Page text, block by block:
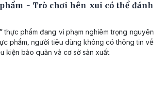
- Trò chơi hên xui có thể đánh
thực phẩm đang vi phạm nghiêm trọng nguyên
phẩm, người tiêu dùng không có thông tin về
kiện bảo quản và cơ sở sản xuất.